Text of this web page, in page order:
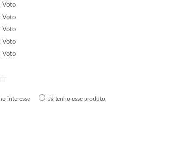
Voto
Voto
Voto
Voto
Voto
interesse Já tenho esse produto